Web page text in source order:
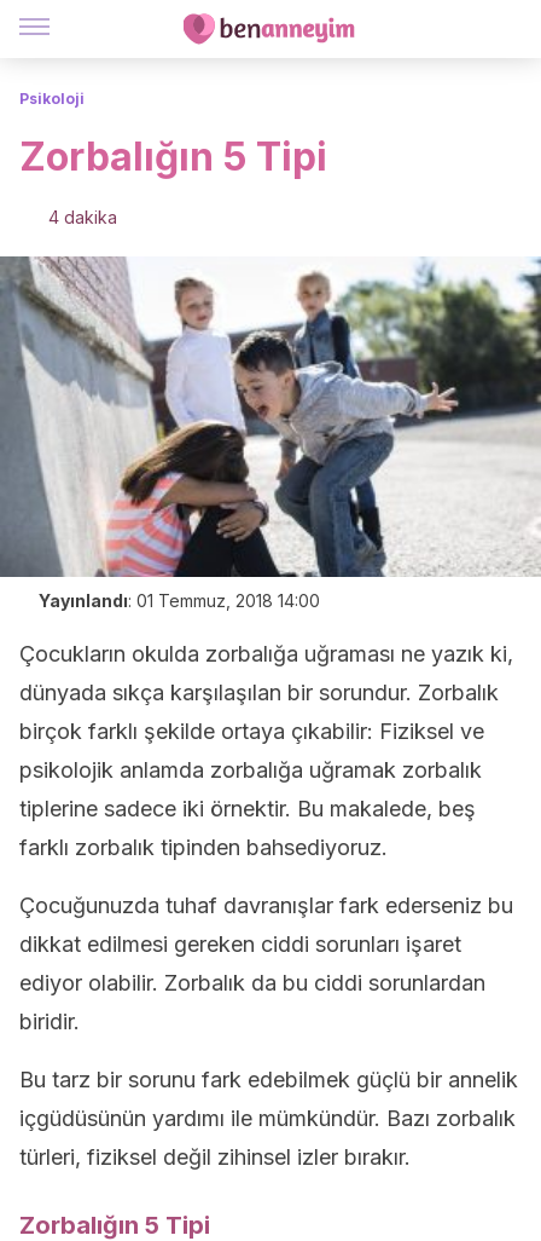
Psikoloji
Zorbalığın 5 Tipi
4 dakika
Yayınlandı: 01 Temmuz, 2018 14:00
Çocukların okulda zorbalığa uğraması ne yazık ki,
dünyada sıkça karşılaşılan bir sorundur. Zorbalık
birçok farklı şekilde ortaya çıkabilir: Fiziksel ve
psikolojik anlamda zorbalığa uğramak zorbalık
tiplerine sadece iki örnektir. Bu makalede, beş
farklı zorbalık tipinden bahsediyoruz.
Çocuğunuzda tuhaf davranışlar fark ederseniz bu
dikkat edilmesi gereken ciddi sorunları işaret
ediyor olabilir. Zorbalık da bu ciddi sorunlardan
biridir.
Bu tarz bir sorunu fark edebilmek güçlü bir annelik
içgüdüsünün yardımı ile mümkündür. Bazı zorbalık
türleri, fiziksel değil zihinsel izler bırakır.
Zorbalığın 5 Tipi